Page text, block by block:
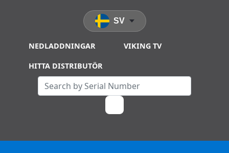
NEDLADDNINGAR VIKING TV
HITTA DISTRIBUTÖR
SV